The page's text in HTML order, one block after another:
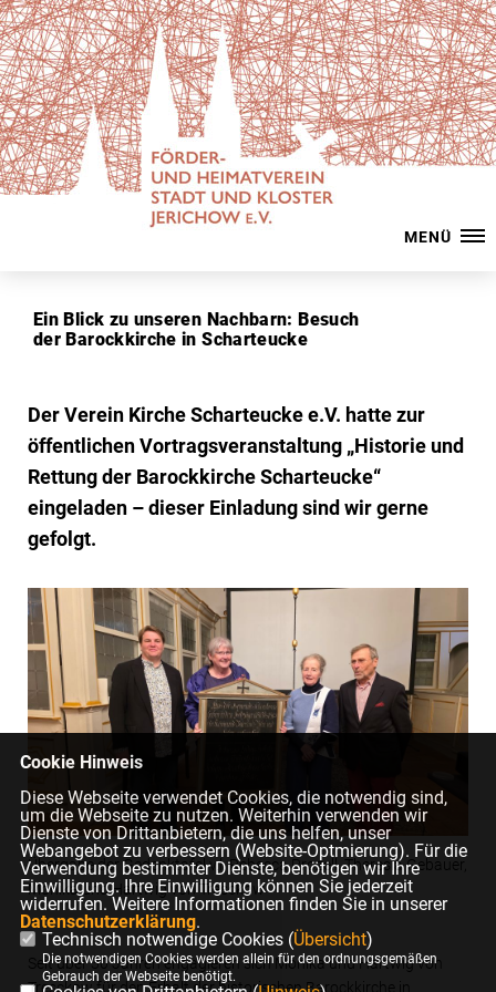
MENÜ
Ein Blick zu unseren Nachbarn: Besuch
der Barockkirche in Scharteucke
Der Verein Kirche Scharteucke e.V. hatte zur
öffentlichen Vortragsveranstaltung „Historie und
Rettung der Barockkirche Scharteucke“
eingeladen – dieser Einladung sind wir gerne
gefolgt.
Übergabe der Gedenktafel v.l. Rebecca Prozell, Theresia Gebauer,
Monika und Hartwig von Tresckow
Seit über 30 Jahren engagieren sich Monika und Hartwig von
Tresckow für den Erhalt der historischen Barockkirche in
Cookie Hinweis
Diese Webseite verwendet Cookies, die notwendig sind,
um die Webseite zu nutzen. Weiterhin verwenden wir
Dienste von Drittanbietern, die uns helfen, unser
Webangebot zu verbessern (Website-Optmierung). Für die
Verwendung bestimmter Dienste, benötigen wir Ihre
Einwilligung. Ihre Einwilligung können Sie jederzeit
widerrufen. Weitere Informationen finden Sie in unserer
Datenschutzerklärung.
Technisch notwendige Cookies (Übersicht)
Die notwendigen Cookies werden allein für den ordnungsgemäßen
Gebrauch der Webseite benötigt.